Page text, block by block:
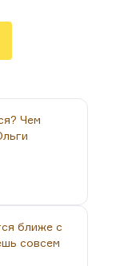
после
Чем
ближе с
совсем